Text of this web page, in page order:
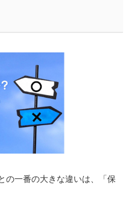
の一番の大きな違いは、「保